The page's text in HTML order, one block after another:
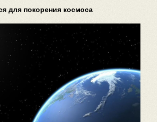
для покорения космоса